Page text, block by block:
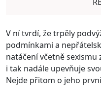
V ní tvrdí, že trpěly
podmínkami a
natáčení včetně
i tak nadále upevňuje
Nejde přitom o jeho